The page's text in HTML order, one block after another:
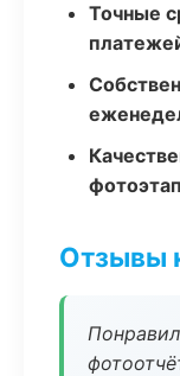
Точные
Отзывы